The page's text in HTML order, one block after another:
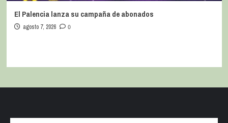
El Palencia lanza su campaña de abonados
agosto 7, 2026 0